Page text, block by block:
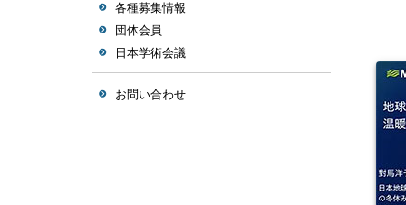
各種募集情報
団体会員
日本学術会議
お問い合わせ